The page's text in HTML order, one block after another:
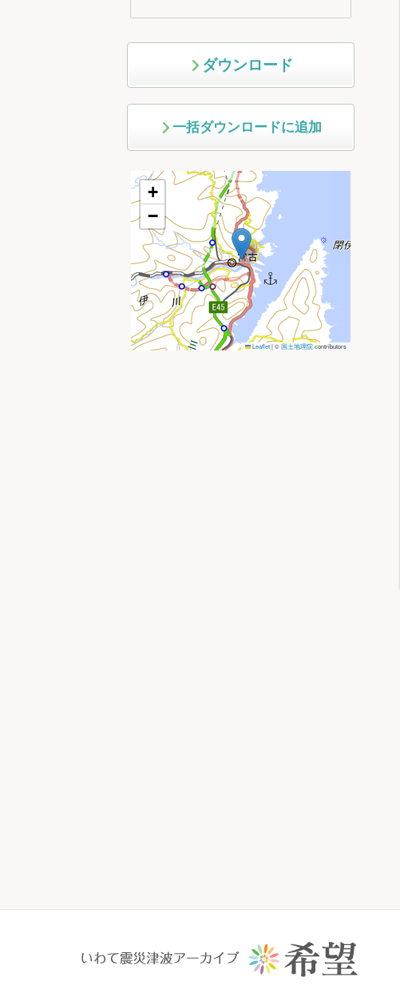
ダウンロード
一括ダウンロードに追加
+
−
Leaflet|©国土地理院contributors